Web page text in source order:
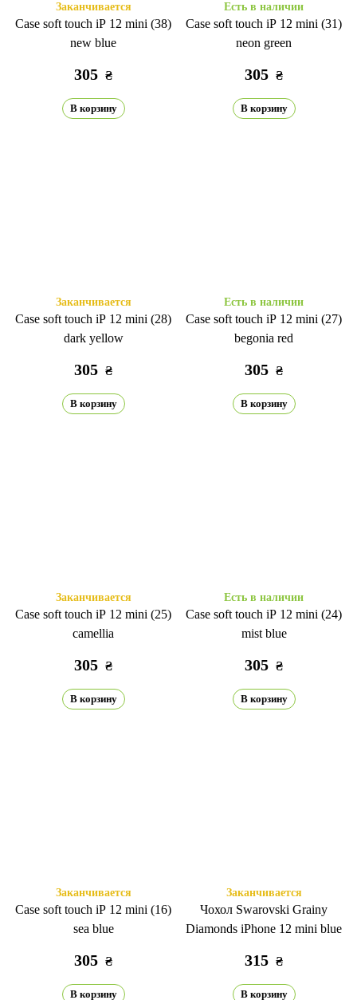
Заканчивается
Case soft touch iP 12 mini (38)
new blue
305 ₴
В корзину
Есть в наличии
Case soft touch iP 12 mini (31)
neon green
305 ₴
В корзину
Заканчивается
Case soft touch iP 12 mini (28)
dark yellow
305 ₴
В корзину
Есть в наличии
Case soft touch iP 12 mini (27)
begonia red
305 ₴
В корзину
Заканчивается
Case soft touch iP 12 mini (25)
camellia
305 ₴
В корзину
Есть в наличии
Case soft touch iP 12 mini (24)
mist blue
305 ₴
В корзину
Заканчивается
Case soft touch iP 12 mini (16)
sea blue
305 ₴
В корзину
Заканчивается
Чохол Swarovski Grainy
Diamonds iPhone 12 mini blue
315 ₴
В корзину